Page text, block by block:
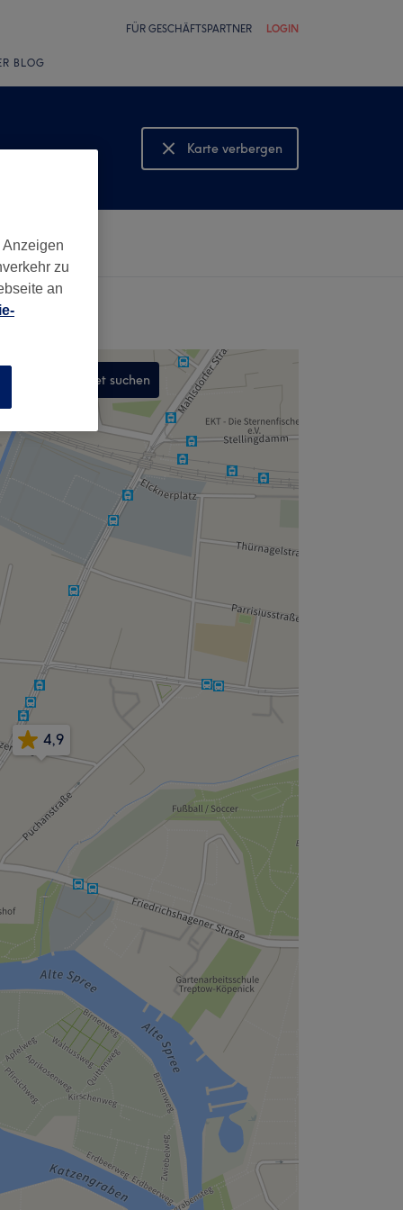
FÜR GESCHÄFTSPARTNER LOGIN
BLOG
Karte verbergen
Karte anzeigen
4,9
In diesem Gebiet suchen
zu
an